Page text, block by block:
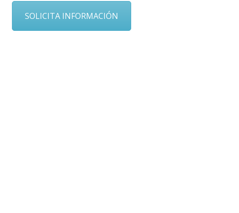
SOLICITA INFORMACIÓN